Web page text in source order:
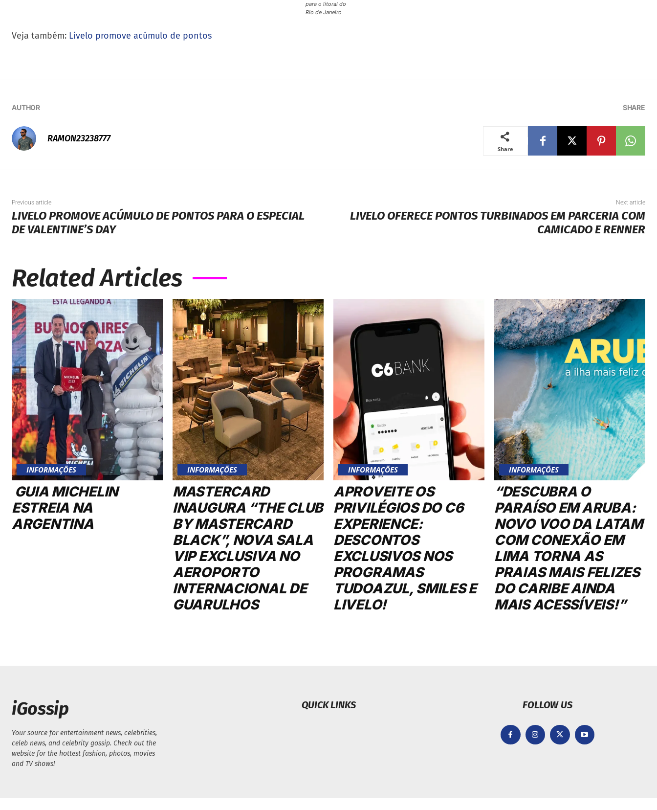
para o litoral do
Rio de Janeiro
Veja também: Livelo promove acúmulo de pontos
AUTHOR
RAMON23238777
SHARE
Share
Previous article
LIVELO PROMOVE ACÚMULO DE PONTOS PARA O ESPECIAL
DE VALENTINE’S DAY
Next article
LIVELO OFERECE PONTOS TURBINADOS EM PARCERIA COM
CAMICADO E RENNER
Related Articles
INFORMAÇÕES
GUIA MICHELIN
ESTREIA NA
ARGENTINA
INFORMAÇÕES
MASTERCARD
INAUGURA “THE CLUB
BY MASTERCARD
BLACK”, NOVA SALA
VIP EXCLUSIVA NO
AEROPORTO
INTERNACIONAL DE
GUARULHOS
INFORMAÇÕES
APROVEITE OS
PRIVILÉGIOS DO C6
EXPERIENCE:
DESCONTOS
EXCLUSIVOS NOS
PROGRAMAS
TUDOAZUL, SMILES E
LIVELO!
INFORMAÇÕES
“DESCUBRA O
PARAÍSO EM ARUBA:
NOVO VOO DA LATAM
COM CONEXÃO EM
LIMA TORNA AS
PRAIAS MAIS FELIZES
DO CARIBE AINDA
MAIS ACESSÍVEIS!”
iGossip
Your source for entertainment news, celebrities,
celeb news, and celebrity gossip. Check out the
website for the hottest fashion, photos, movies
and TV shows!
QUICK LINKS FOLLOW US